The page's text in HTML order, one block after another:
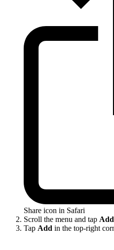
Share icon in Safari
Scroll the menu and tap
Tap Add in the top-right